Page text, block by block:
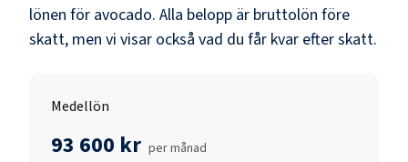
lönen för avocado. Alla belopp är bruttolön före
skatt, men vi visar också vad du får kvar efter skatt.
Medellön
93 600 kr per månad